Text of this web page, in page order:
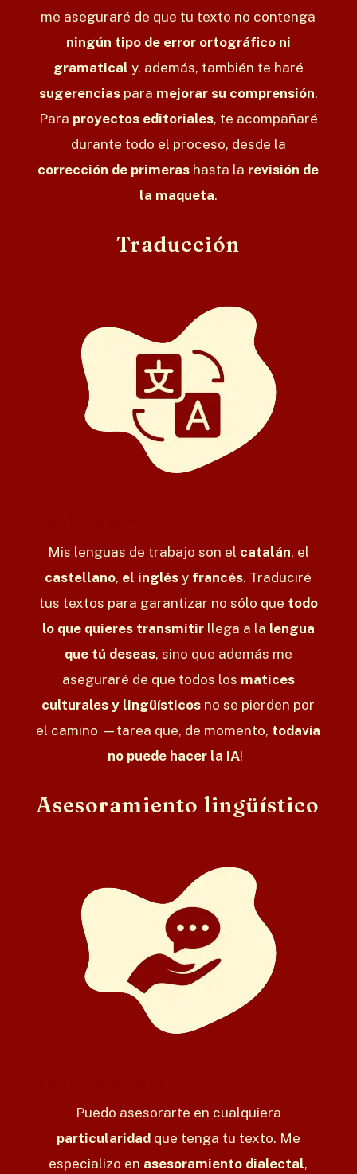
me aseguraré de que tu texto no contenga
ningún tipo de error ortográfico ni
gramatical y, además, también te haré
sugerenciaspara mejorar su comprensión.
Para proyectos editoriales, te acompañaré
durante todo el proceso, desde la
corrección de primeras hasta la revisión de
la maqueta.
Traducción
Mis lenguas de trabajo son el catalán, el
castellano, el inglés y francés. Traduciré
tus textos para garantizar no sólo que todo
lo que quieres transmitirllega a la lengua
que tú deseas, sino que además me
aseguraré de que todos los matices
culturales y lingüísticos no se pierden por
el camino —tarea que, de momento, todavía
no puede hacer la IA!
Asesoramiento lingüístico
Puedo asesorarte en cualquiera
particularidadque tenga tu texto. Me
especializo en asesoramiento dialectal,